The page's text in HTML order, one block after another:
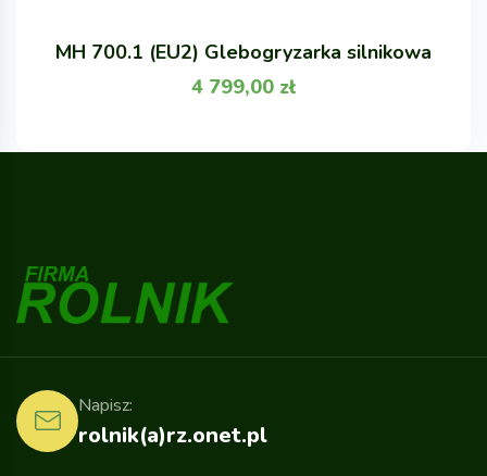
MH 700.1 (EU2) Glebogryzarka silnikowa
4 799,00 zł
rolnik(a)rz.onet.pl
Napisz: